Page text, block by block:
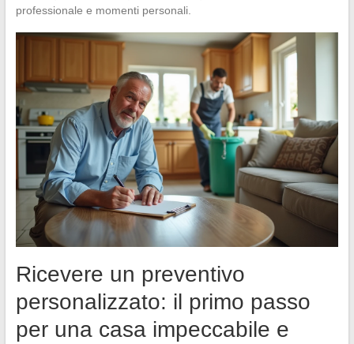
professionale e momenti personali.
Ricevere un preventivo
personalizzato: il primo passo
per una casa impeccabile e